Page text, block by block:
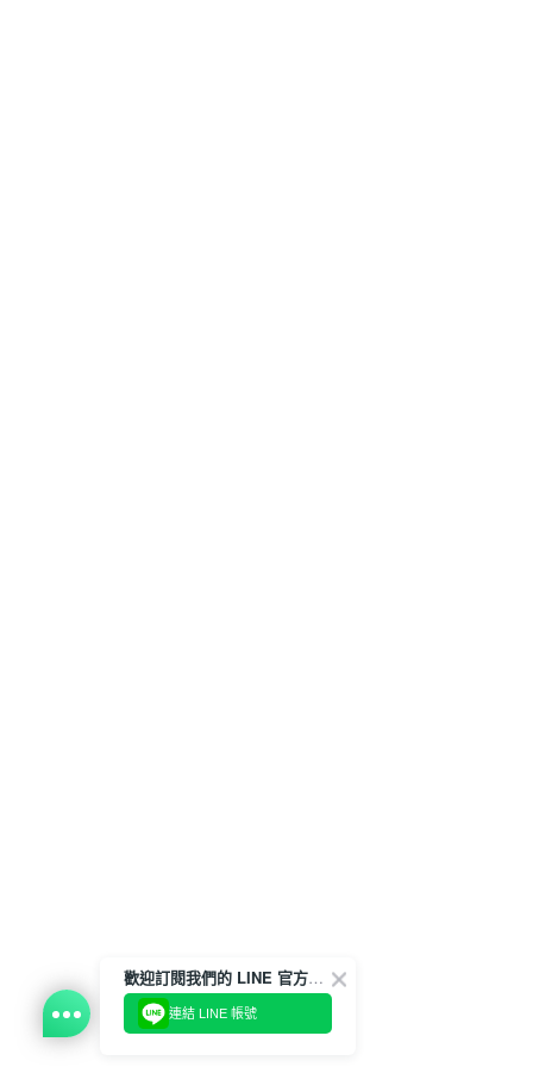
歡迎訂閱我們的 LINE 官方帳號
連結 LINE 帳號